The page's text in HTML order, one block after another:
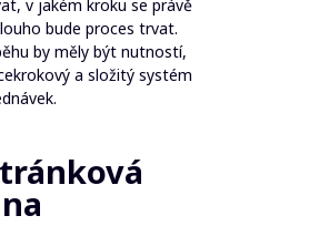
v jakém kroku se právě
bude proces trvat.
by měly být nutností,
a složitý systém